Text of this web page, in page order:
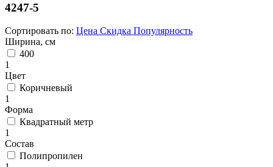
Синтетические
ковры
ковры
Ковры-
4247-5
Сортировать по: Цена Скидка Популярность
Ширина, см
400
1
Цвет
Коричневый
1
Форма
Квадратный метр
1
Состав
Полипропилен